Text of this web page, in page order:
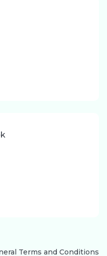
Terms and Conditions